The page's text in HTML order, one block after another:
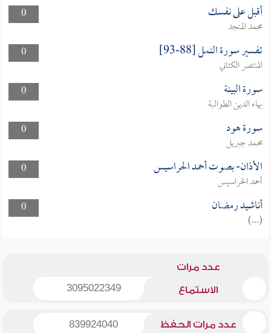
0 أقبل على نفسك
محمد المنجد
0
تفسير سورة النمل [88-93]
المنتصر الكتاني
0
سورة البينة
بهاء الدين الطوالبة
0
سورة هود
محمد جبريل
0
الأذان- بصوت أحمد الحراسيس
أحمد الحراسيس
0
أناشيد رمضان
(...)
عدد مرات
الاستماع 3095022349
عدد مرات الحفظ 839924040